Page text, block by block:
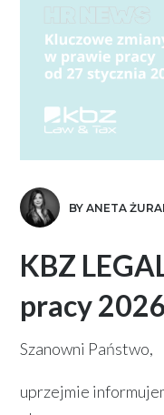
BY ANETA
KBZ
pracy 2026
Szanowni Państwo,
uprzejmie